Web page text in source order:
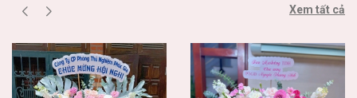
Xem tất cả